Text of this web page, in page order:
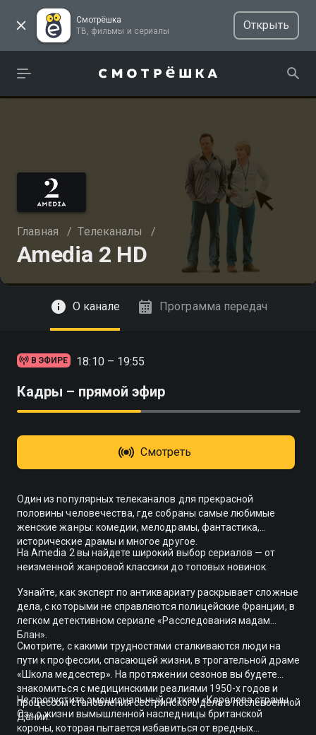
Смотрёшка
ТВ, фильмы и сериалы
Открыть
Главная / Телеканалы /
Amedia 2 HD
Смотреть
О канале Программа передач
В ЭФИРЕ 18:10 – 19:55
Кадры – прямой эфир
Смотреть
Один из популярных телеканалов для прекрасной
половины человечества, где собраны самые любимые
женские жанры: комедии, мелодрамы, фантастика,
исторические драмы и многое другое.
На Amedia 2 вы найдете широкий выбор сериалов — от
неизменной жанровой классики до топовых новинок.
Узнайте, как эксперт по антиквариату раскрывает сложные
дела, с которыми не справляются полицейские Франции, в
легком детективном сериале «Расследования мадам
Блан».
Смотрите, с какими трудностями сталкиваются люди на
пути к профессии, спасающей жизни, в трогательной драме
«Школа медсестер». На протяжении сезонов вы будете
знакомиться с медицинскими реалиями 1950-х годов и
процессом становления сестринского дела в послевоенной
Дании.
Не пропустите эмоциональный ситком «Королева страны
Оз» о жизни вымышленной наследницы британской
короны, которая пытается избавиться от вредных